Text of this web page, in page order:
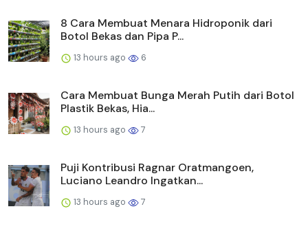
8 Cara Membuat Menara Hidroponik dari
Botol Bekas dan Pipa P...
13 hours ago 6
Cara Membuat Bunga Merah Putih dari Botol
Plastik Bekas, Hia...
13 hours ago 7
Puji Kontribusi Ragnar Oratmangoen,
Luciano Leandro Ingatkan...
13 hours ago 7